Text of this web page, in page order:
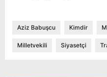
Aziz Babuşcu Kimdir
Milletvekili Siyasetçi